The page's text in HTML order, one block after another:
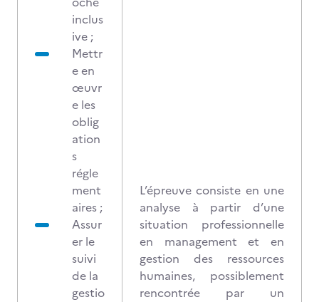
inclus
ive ;
Mettr
e en
œuvr
e les
oblig
ation
s
régle
ment
aires ;
Assur
er le
suivi
de la
gestio
L’épreuve consiste en une
analyse à partir d’une
situation professionnelle
en management et en
gestion des ressources
humaines, possiblement
rencontrée par un